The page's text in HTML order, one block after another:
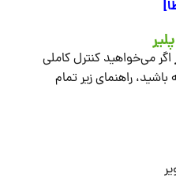
اگر می‌خواهید کنترل کاملی
راهنمای زیر تمام